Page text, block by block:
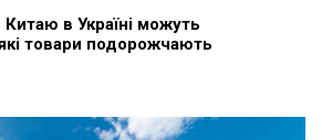
Китаю в Україні можуть
товари подорожчають